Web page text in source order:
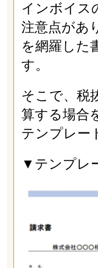
インボイス
注意点があ
を網羅した
す。
そこで、税
算する場合
テンプレー
▼テンプレ